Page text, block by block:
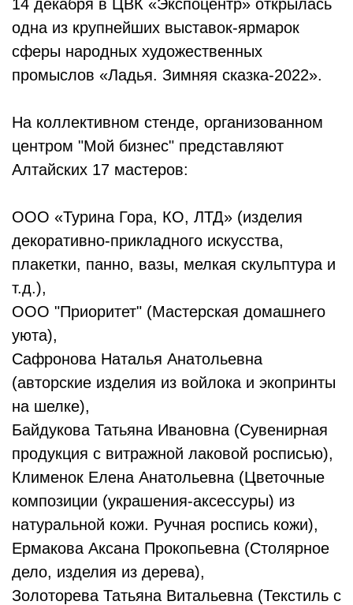
14 декабря в ЦВК «Экспоцентр» открылась
одна из крупнейших выставок-ярмарок
сферы народных художественных
промыслов «Ладья. Зимняя сказка-2022».
На коллективном стенде, организованном
центром "Мой бизнес" представляют
Алтайских 17 мастеров:
ООО «Турина Гора, КО, ЛТД» (изделия
декоративно-прикладного искусства,
плакетки, панно, вазы, мелкая скульптура и
т.д.),
ООО "Приоритет" (Мастерская домашнего
уюта),
Сафронова Наталья Анатольевна
(авторские изделия из войлока и экопринты
на шелке),
Байдукова Татьяна Ивановна (Сувенирная
продукция с витражной лаковой росписью),
Клименок Елена Анатольевна (Цветочные
композиции (украшения-аксессуры) из
натуральной кожи. Ручная роспись кожи),
Ермакова Аксана Прокопьевна (Столярное
дело, изделия из дерева),
Золоторева Татьяна Витальевна (Текстиль с